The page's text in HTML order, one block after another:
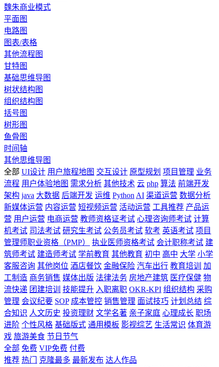
魏朱商业模式
平面图
电路图
图表/表格
其他流程图
甘特图
基础思维导图
树状结构图
组织结构图
括号图
树形图
鱼骨图
时间轴
其他思维导图
全部 UI设计 用户旅程地图 交互设计 原型规划 项目管理 业务
流程 用户体验地图 需求分析 其他技术 云 php 算法 前端开发
架构 java 大数据 后端开发 运维 Python AI 渠道运营 数据分析
新媒体运营 内容运营 短视频运营 活动运营 工具推荐 产品运
营 用户运营 电商运营 教师资格证考试 心理咨询师考试 计算
机考试 司法考试 研究生考试 公务员考试 软考 英语考试 项目
管理师职业资格（PMP）
执业医师资格考试 会计职称考试 建
筑师考试 建造师考试 学前教育 其他教育 初中 高中 大学 小学
客服咨询 其他岗位 酒店餐饮 金融保险 汽车出行 教育培训
加
工制造 商务销售 媒体出版 法律法务 房地产建筑 医疗保健 物
流快递 团建培训 技能提升 入职离职 OKR-KPI 组织结构 采购
管理 会议纪要 SOP 成本管控 销售管理 面试技巧 计划总结 综
合知识 人文历史 投资理财 文学名著 亲子家庭 心理成长 职场
进阶 个性风格 基础版式 通用模板 影视综艺 生活常识 体育游
戏 旅游美食 节日节气
全部 免费 VIP免费 付费
推荐 热门 克隆最多 最新发布 达人作品